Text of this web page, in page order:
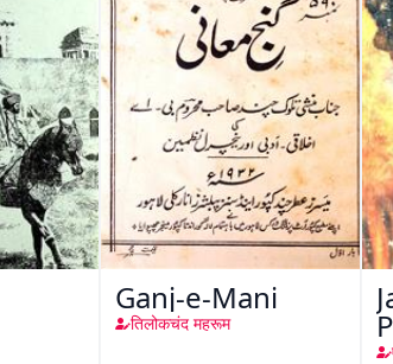
Ganj-e-Mani
तिलोकचंद महरूम